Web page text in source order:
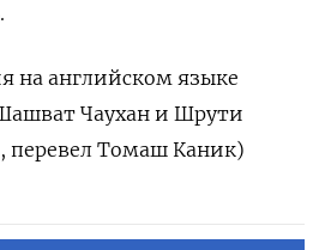
на английском языке
Чаухан и Шрути
перевел Томаш Каник)